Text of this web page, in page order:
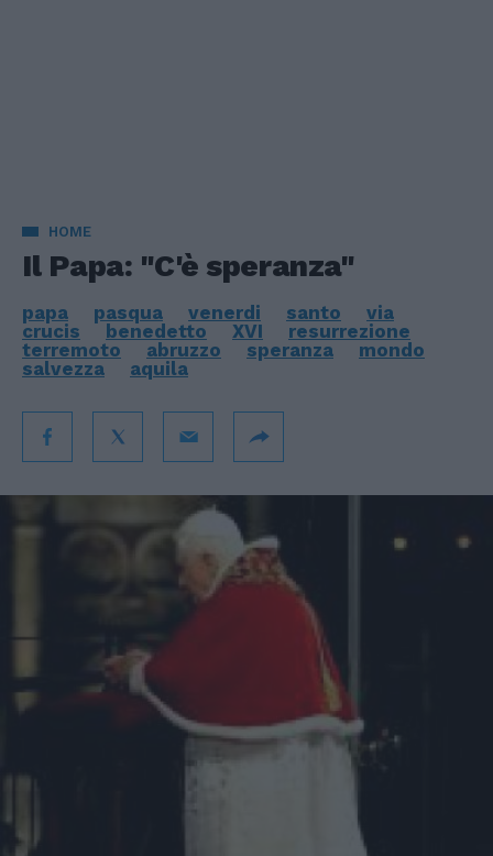
HOME
Il Papa: "C'è speranza"
papa pasqua venerdi santo
via
crucis
benedetto XVI
resurrezione
terremoto
abruzzo speranza
mondo
salvezza
aquila